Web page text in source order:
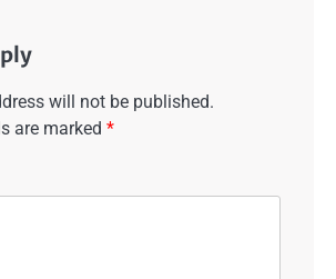
will not be published.
are marked *